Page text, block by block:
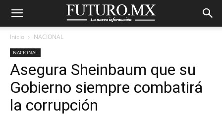
Inicio NACIONAL
NACIONAL
Asegura Sheinbaum que su
Gobierno siempre combatirá
la corrupción